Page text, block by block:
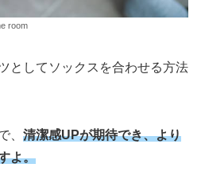
room
としてソックスを合わせる方法
、 清潔感UPが期待でき、より
よ。